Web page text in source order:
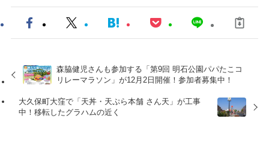
森脇健児さんも参加する「第9回 明石公園パパたこコ
リレーマラソン」が12月2日開催！参加者募集中！
大久保町大窪で「天丼・天ぷら本舗 さん天」が工事
中！移転したグラハムの近く